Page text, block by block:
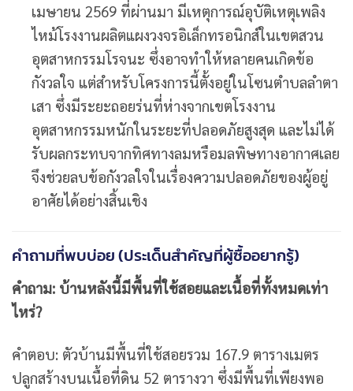
เมษายน 2569 ที่ผ่านมา มีเหตุการณ์อุบัติเหตุเพลิง
ไหม้โรงงานผลิตแผงวงจรอิเล็กทรอนิกส์ในเขตสวน
อุตสาหกรรมโรจนะ ซึ่งอาจทำให้หลายคนเกิดข้อ
กังวลใจ แต่สำหรับโครงการนี้ตั้งอยู่ในโซนตำบลลำตา
เสา ซึ่งมีระยะถอยร่นที่ห่างจากเขตโรงงาน
อุตสาหกรรมหนักในระยะที่ปลอดภัยสูงสุด และไม่ได้
รับผลกระทบจากทิศทางลมหรือมลพิษทางอากาศเลย
จึงช่วยลบข้อกังวลใจในเรื่องความปลอดภัยของผู้อยู่
อาศัยได้อย่างสิ้นเชิง
คำถามที่พบบ่อย (ประเด็นสำคัญที่ผู้ซื้ออยากรู้)
คำถาม: บ้านหลังนี้มีพื้นที่ใช้สอยและเนื้อที่ทั้งหมดเท่า
ไหร่?
คำตอบ: ตัวบ้านมีพื้นที่ใช้สอยรวม 167.9 ตารางเมตร
ปลูกสร้างบนเนื้อที่ดิน 52 ตารางวา ซึ่งมีพื้นที่เพียงพอ